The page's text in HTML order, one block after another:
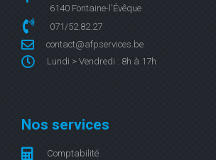
6140 Fontaine-l'Évêque
071/52.82.27
contact@afpservices.be
Lundi > Vendredi : 8h à 17h
Nos services
Comptabilité